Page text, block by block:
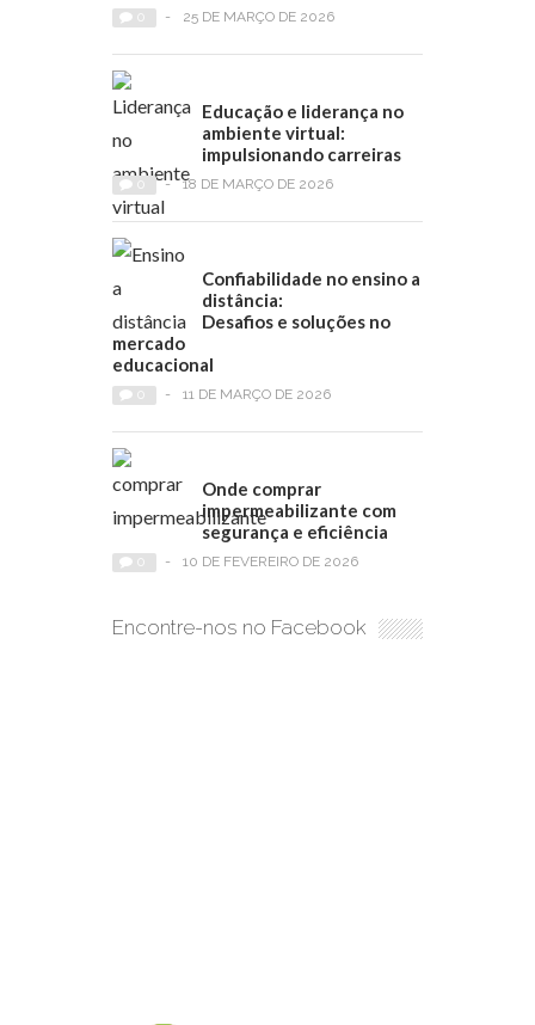
- 25 DE MARÇO DE 2026
Educação e liderança no
ambiente virtual:
impulsionando carreiras
- 18 DE MARÇO DE 2026
Confiabilidade no ensino a
distância:
Desafios e soluções no
mercado
educacional
- 11 DE MARÇO DE 2026
Onde comprar
impermeabilizante com
segurança e eficiência
- 10 DE FEVEREIRO DE 2026
Encontre-nos no Facebook